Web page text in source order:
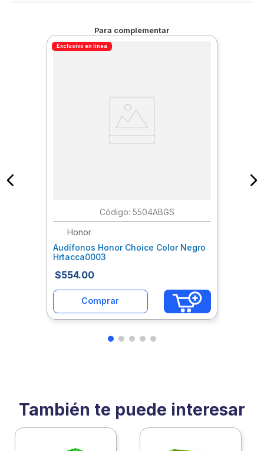
Para complementar
Exclusivo en línea
: 5504ABGS
Honor
Audífonos Honor Choice Color Negro
Hrtacca0003
$554.00
Comprar
También te puede interesar